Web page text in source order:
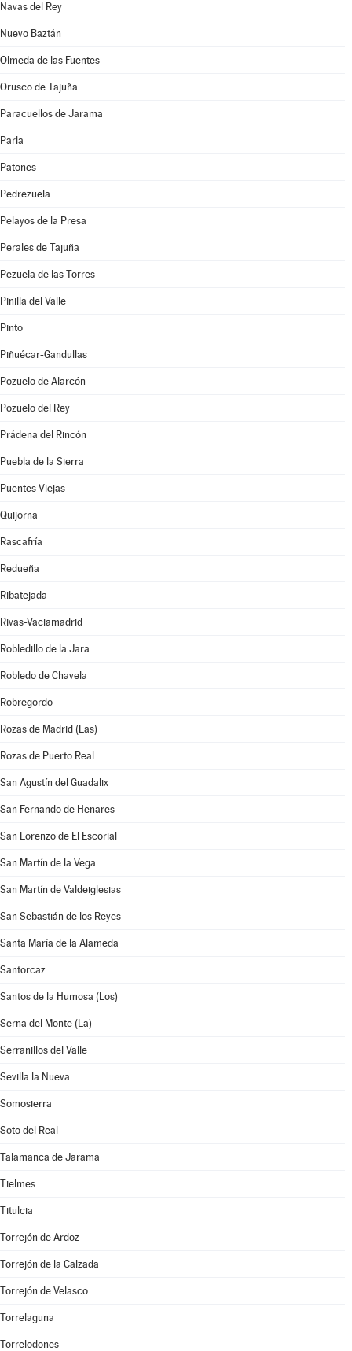
Navas del Rey
Nuevo Baztán
Olmeda de las Fuentes
Orusco de Tajuña
Paracuellos de Jarama
Parla
Patones
Pedrezuela
Pelayos de la Presa
Perales de Tajuña
Pezuela de las Torres
Pinilla del Valle
Pinto
Piñuécar-Gandullas
Pozuelo de Alarcón
Pozuelo del Rey
Prádena del Rincón
Puebla de la Sierra
Puentes Viejas
Quijorna
Rascafría
Redueña
Ribatejada
Rivas-Vaciamadrid
Robledillo de la Jara
Robledo de Chavela
Robregordo
Rozas de Madrid (Las)
Rozas de Puerto Real
San Agustín del Guadalix
San Fernando de Henares
San Lorenzo de El Escorial
San Martín de la Vega
San Martín de Valdeiglesias
San Sebastián de los Reyes
Santa María de la Alameda
Santorcaz
Santos de la Humosa (Los)
Serna del Monte (La)
Serranillos del Valle
Sevilla la Nueva
Somosierra
Soto del Real
Talamanca de Jarama
Tielmes
Titulcia
Torrejón de Ardoz
Torrejón de la Calzada
Torrejón de Velasco
Torrelaguna
Torrelodones